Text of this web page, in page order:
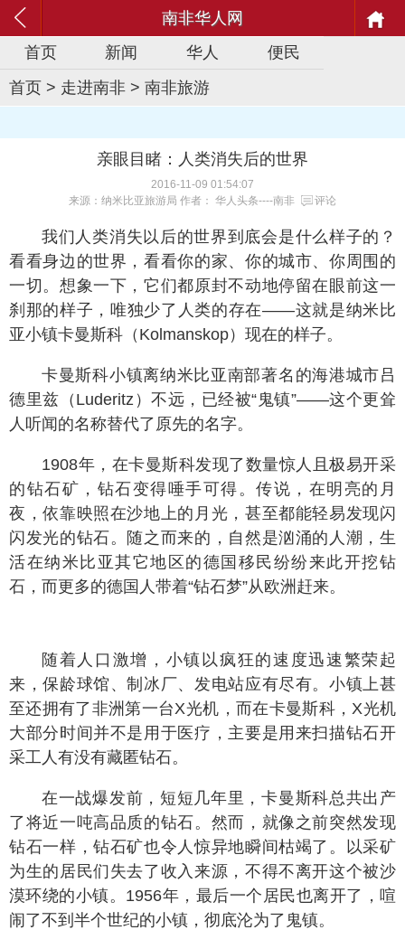
南非华人网
首页
新闻 华人
便民
首页 > 走进南非 > 南非旅游
亲眼目睹：人类消失后的世界
2016-11-09 01:54:07
来源：纳米比亚旅游局 作者： 华人头条----南非
评论
我们人类消失以后的世界到底会是什么样子的？
看看身边的世界，看看你的家、你的城市、你周围的
一切。想象一下，它们都原封不动地停留在眼前这一
刹那的样子，唯独少了人类的存在——这就是纳米比
亚小镇卡曼斯科（Kolmanskop）现在的样子。
卡曼斯科小镇离纳米比亚南部著名的海港城市吕
德里兹（Luderitz）不远，已经被“鬼镇”——这个更耸
人听闻的名称替代了原先的名字。
1908年，在卡曼斯科发现了数量惊人且极易开采
的钻石矿，钻石变得唾手可得。传说，在明亮的月
夜，依靠映照在沙地上的月光，甚至都能轻易发现闪
闪发光的钻石。随之而来的，自然是汹涌的人潮，生
活在纳米比亚其它地区的德国移民纷纷来此开挖钻
石，而更多的德国人带着“钻石梦”从欧洲赶来。
随着人口激增，小镇以疯狂的速度迅速繁荣起
来，保龄球馆、制冰厂、发电站应有尽有。小镇上甚
至还拥有了非洲第一台X光机，而在卡曼斯科，X光机
大部分时间并不是用于医疗，主要是用来扫描钻石开
采工人有没有藏匿钻石。
在一战爆发前，短短几年里，卡曼斯科总共出产
了将近一吨高品质的钻石。然而，就像之前突然发现
钻石一样，钻石矿也令人惊异地瞬间枯竭了。以采矿
为生的居民们失去了收入来源，不得不离开这个被沙
漠环绕的小镇。1956年，最后一个居民也离开了，喧
闹了不到半个世纪的小镇，彻底沦为了鬼镇。